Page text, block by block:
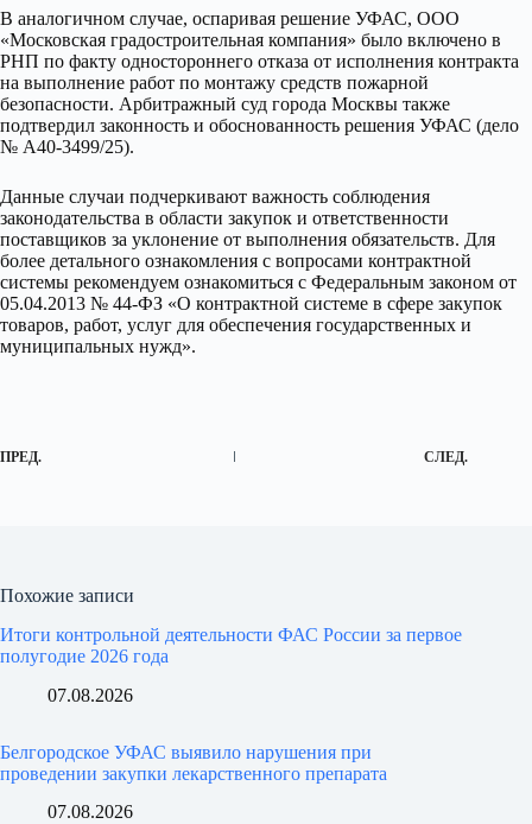
В аналогичном случае, оспаривая решение УФАС, ООО
«Московская градостроительная компания» было включено в
РНП по факту одностороннего отказа от исполнения контракта
на выполнение работ по монтажу средств пожарной
безопасности. Арбитражный суд города Москвы также
подтвердил законность и обоснованность решения УФАС (дело
№ А40-3499/25).
Данные случаи подчеркивают важность соблюдения
законодательства в области закупок и ответственности
поставщиков за уклонение от выполнения обязательств. Для
более детального ознакомления с вопросами контрактной
системы рекомендуем ознакомиться с Федеральным законом от
05.04.2013 № 44-ФЗ «О контрактной системе в сфере закупок
товаров, работ, услуг для обеспечения государственных и
муниципальных нужд».
ПРЕД. СЛЕД.
Похожие записи
Итоги контрольной деятельности ФАС России за первое
полугодие 2026 года
07.08.2026
Белгородское УФАС выявило нарушения при
проведении закупки лекарственного препарата
07.08.2026